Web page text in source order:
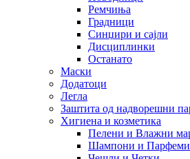
Ремчиња
Градници
Синџири и сајли
Дисциплинки
Останато
Маски
Додатоци
Легла
Заштита од надворешни
Хигиена и козметика
Пелени и Влажни
Шампони и Парфеми